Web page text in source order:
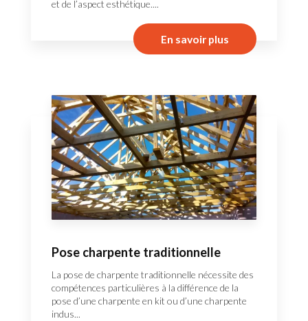
et de l’aspect esthétique....
En savoir plus
Pose charpente traditionnelle
La pose de charpente traditionnelle nécessite des
compétences particulières à la différence de la
pose d’une charpente en kit ou d’une charpente
indus...